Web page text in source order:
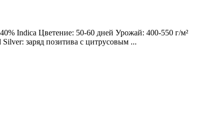
Indica Цветение: 50-60 дней Урожай: 400-550 г/м²
заряд позитива с цитрусовым ...